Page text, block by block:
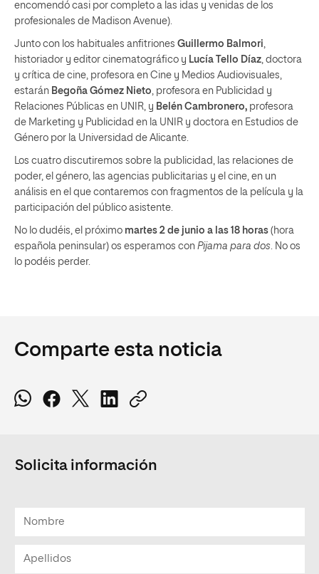
encomendó casi por completo a las idas y venidas de los
profesionales de Madison Avenue).
Junto con los habituales anfitriones Guillermo Balmori,
historiador y editor cinematográfico y Lucía Tello Díaz, doctora
y crítica de cine, profesora en Cine y Medios Audiovisuales,
estarán Begoña Gómez Nieto, profesora en Publicidad y
Relaciones Públicas en UNIR, y Belén Cambronero, profesora
de Marketing y Publicidad en la UNIR y doctora en Estudios de
Género por la Universidad de Alicante.
Los cuatro discutiremos sobre la publicidad, las relaciones de
poder, el género, las agencias publicitarias y el cine, en un
análisis en el que contaremos con fragmentos de la película y la
participación del público asistente.
No lo dudéis, el próximo martes 2 de junio a las 18 horas (hora
española peninsular) os esperamos con Pijama para dos. No os
lo podéis perder.
Comparte esta noticia
Solicita información